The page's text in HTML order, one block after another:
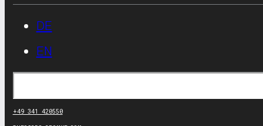
DE
EN
Suchen
+49 341 420550